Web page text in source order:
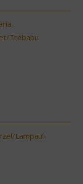
Trébabu
Lampaul-